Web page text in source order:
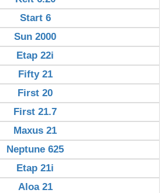
Start 6
Sun 2000
Etap 22i
Fifty 21
First 20
First 21.7
Maxus 21
Neptune 625
Etap 21i
Aloa 21